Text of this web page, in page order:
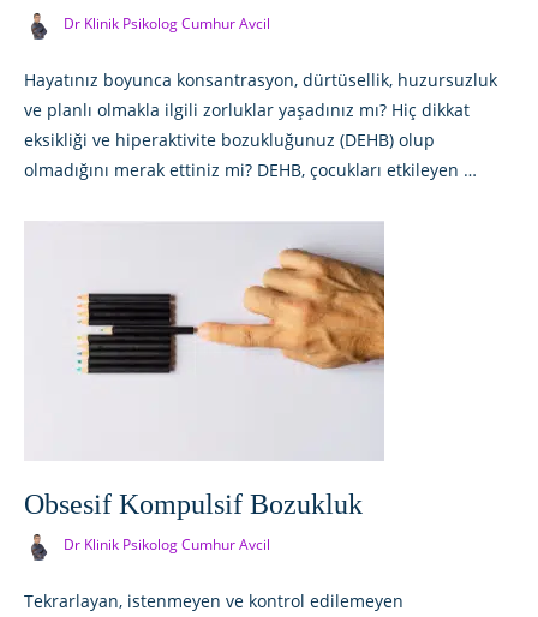
Dr Klinik Psikolog Cumhur Avcil
Hayatınız boyunca konsantrasyon, dürtüsellik, huzursuzluk
ve planlı olmakla ilgili zorluklar yaşadınız mı? Hiç dikkat
eksikliği ve hiperaktivite bozukluğunuz (DEHB) olup
olmadığını merak ettiniz mi? DEHB, çocukları etkileyen …
Obsesif Kompulsif Bozukluk
Dr Klinik Psikolog Cumhur Avcil
Tekrarlayan, istenmeyen ve kontrol edilemeyen